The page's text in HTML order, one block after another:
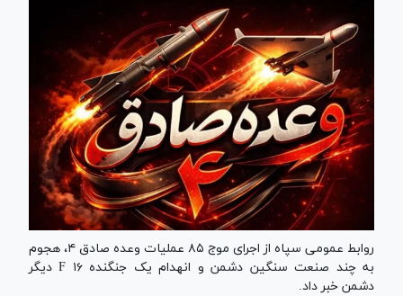
روابط عمومی سپاه از اجرای موج ۸۵ عملیات وعده صادق ۴، هجوم
به چند صنعت سنگین دشمن و انهدام یک جنگنده F ۱۶ دیگر
دشمن خبر داد.